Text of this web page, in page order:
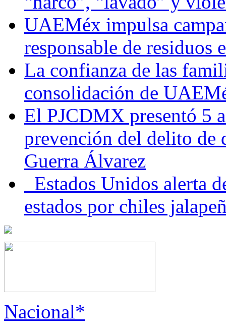
UAEMéx impulsa
responsable de residuos
La confianza de las
consolidación de
El PJCDMX presentó 5
prevención del delito de
Guerra Álvarez
Estados Unidos alerta
estados por chiles
Nacional*